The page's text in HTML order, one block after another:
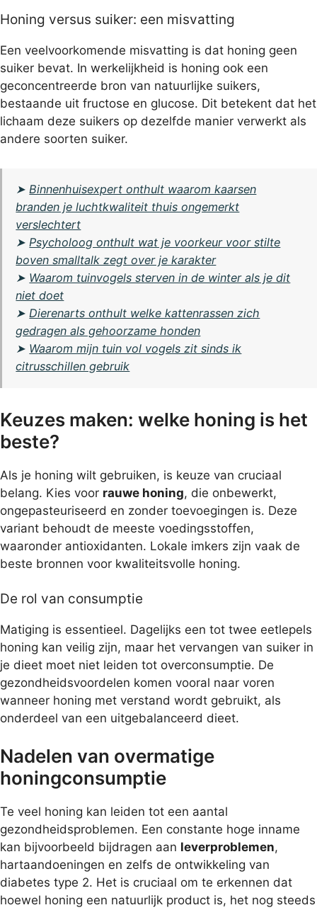
Honing versus suiker: een misvatting
Een veelvoorkomende misvatting is dat honing geen
suiker bevat. In werkelijkheid is honing ook een
geconcentreerde bron van natuurlijke suikers,
bestaande uit fructose en glucose. Dit betekent dat het
lichaam deze suikers op dezelfde manier verwerkt als
andere soorten suiker.
➤Binnenhuisexpert onthult waarom kaarsen
branden je luchtkwaliteit thuis ongemerkt
verslechtert
➤Psycholoog onthult wat je voorkeur voor stilte
boven smalltalk zegt over je karakter
➤ Waarom tuinvogels sterven in de winter als je dit
niet doet
➤Dierenarts onthult welke kattenrassen zich
gedragen als gehoorzame honden
➤ Waarom mijn tuin vol vogels zit sinds ik
citrusschillen gebruik
Keuzes maken: welke honing is het
beste?
Als je honing wilt gebruiken, is keuze van cruciaal
belang. Kies voor rauwe honing, die onbewerkt,
ongepasteuriseerd en zonder toevoegingen is. Deze
variant behoudt de meeste voedingsstoffen,
waaronder antioxidanten. Lokale imkers zijn vaak de
beste bronnen voor kwaliteitsvolle honing.
De rol van consumptie
Matiging is essentieel. Dagelijks een tot twee eetlepels
honing kan veilig zijn, maar het vervangen van suiker in
je dieet moet niet leiden tot overconsumptie. De
gezondheidsvoordelen komen vooral naar voren
wanneer honing met verstand wordt gebruikt, als
onderdeel van een uitgebalanceerd dieet.
Nadelen van overmatige
honingconsumptie
Te veel honing kan leiden tot een aantal
gezondheidsproblemen. Een constante hoge inname
kan bijvoorbeeld bijdragen aan leverproblemen,
hartaandoeningen en zelfs de ontwikkeling van
diabetes type 2. Het is cruciaal om te erkennen dat
hoewel honing een natuurlijk product is, het nog steeds